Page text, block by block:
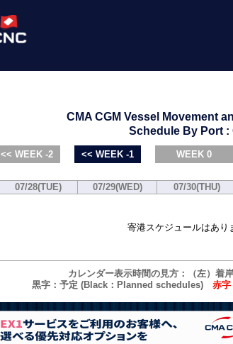
CMA CGM Vessel Movement
Schedule By Port :
<< WEEK -2 << WEEK -1 WEEK 0
07/28(TUE) 07/29(WED) 07/30(THU)
寄港スケジュールはあり
カレンダー表示時間の見方：（左）着
黒字：予定 (Black：Planned schedules) 赤